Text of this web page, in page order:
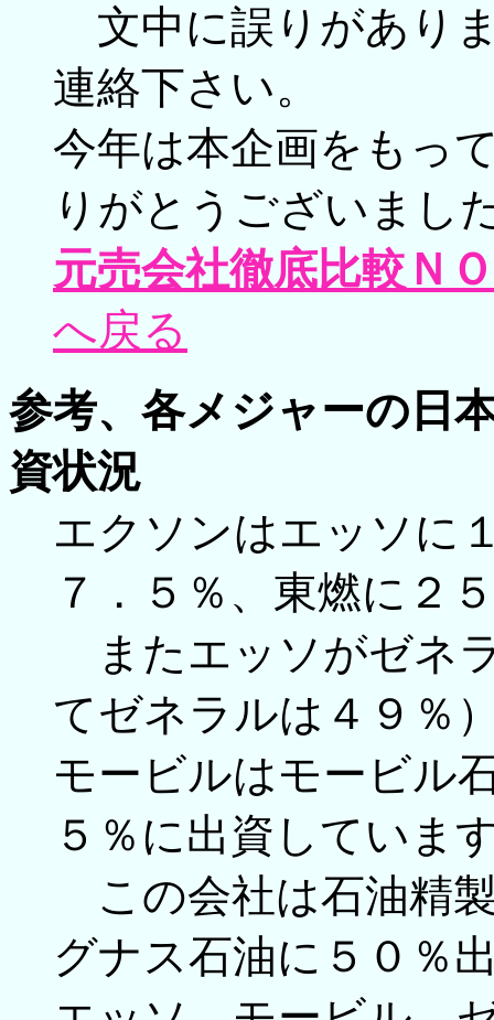
文中に誤りがあり
連絡下さい。
今年は本企画をもっ
りがとうございまし
元売会社徹底比較Ｎ
へ戻る
参考、各メジャーの日
資状況
エクソンはエッソに
７．５％、東燃に２
またエッソがゼネ
てゼネラルは４９％
モービルはモービル
５％に出資していま
この会社は石油精
グナス石油に５０％